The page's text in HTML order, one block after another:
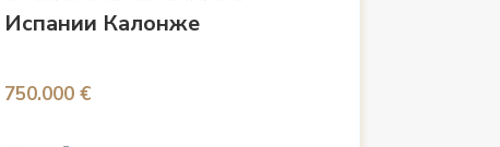
Испании Калонже
750.000 €